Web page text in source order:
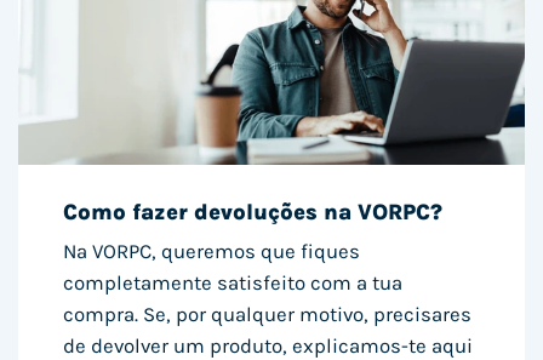
Como fazer devoluções na VORPC?
Na VORPC, queremos que fiques
completamente satisfeito com a tua
compra. Se, por qualquer motivo, precisares
de devolver um produto, explicamos-te aqui